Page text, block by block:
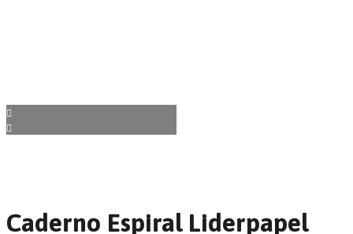
Caderno Espiral Liderpapel